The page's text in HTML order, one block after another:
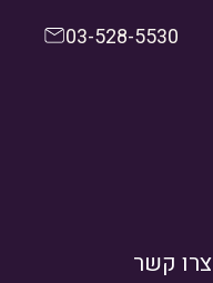
03-528-5530
צרו קשר